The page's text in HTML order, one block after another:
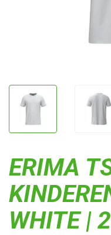
ERIMA
WHITE |